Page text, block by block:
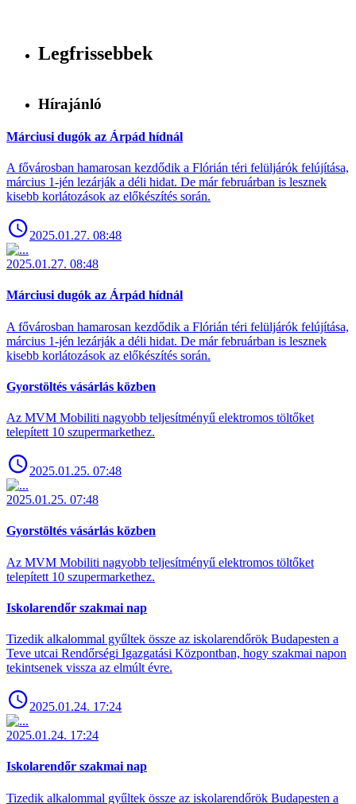
Legfrissebbek
Hírajánló
Márciusi dugók az Árpád hídnál
A fővárosban hamarosan kezdődik a Flórián téri felüljárók felújítása,
március 1-jén lezárják a déli hidat. De már februárban is lesznek
kisebb korlátozások az előkészítés során.
2025.01.27. 08:48
2025.01.27. 08:48
Márciusi dugók az Árpád hídnál
A fővárosban hamarosan kezdődik a Flórián téri felüljárók felújítása,
március 1-jén lezárják a déli hidat. De már februárban is lesznek
kisebb korlátozások az előkészítés során.
Gyorstöltés vásárlás közben
Az MVM Mobiliti nagyobb teljesítményű elektromos töltőket
telepített 10 szupermarkethez.
2025.01.25. 07:48
2025.01.25. 07:48
Gyorstöltés vásárlás közben
Az MVM Mobiliti nagyobb teljesítményű elektromos töltőket
telepített 10 szupermarkethez.
Iskolarendőr szakmai nap
Tizedik alkalommal gyűltek össze az iskolarendőrök Budapesten a
Teve utcai Rendőrségi Igazgatási Központban, hogy szakmai napon
tekintsenek vissza az elmúlt évre.
2025.01.24. 17:24
2025.01.24. 17:24
Iskolarendőr szakmai nap
Tizedik alkalommal gyűltek össze az iskolarendőrök Budapesten a